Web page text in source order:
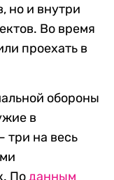
но и внутри
Во время
проехать в
обороны
в
три на весь
Поданным